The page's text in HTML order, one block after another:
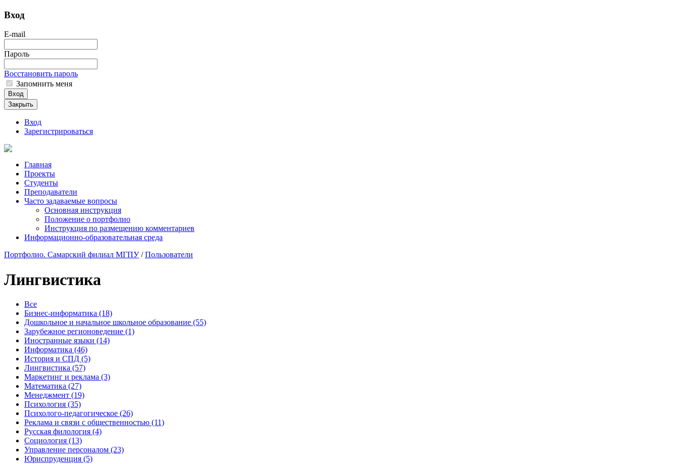
Вход
E-mail
Пароль
Восстановить пароль
Запомнить меня
Вход
Закрыть
Вход
Зарегистрироваться
Главная
Проекты
Студенты
Преподаватели
Часто задаваемые вопросы
Основная инструкция
Положение о портфолио
Инструкция по размещению комментариев
Информационно-образовательная среда
Портфолио. Самарский филиал МГПУ/Пользователи
Лингвистика
Все
Бизнес-информатика (18)
Дошкольное и начальное школьное образование (55)
Зарубежное регионоведение (1)
Иностранные языки (14)
Информатика (46)
История и СПД (5)
Лингвистика (57)
Маркетинг и реклама (3)
Математика (27)
Менеджмент (19)
Психология (35)
Психолого-педагогическое (26)
Реклама и связи с общественностью (11)
Русская филология (4)
Социология (13)
Управление персоналом (23)
Юриспруденция (5)